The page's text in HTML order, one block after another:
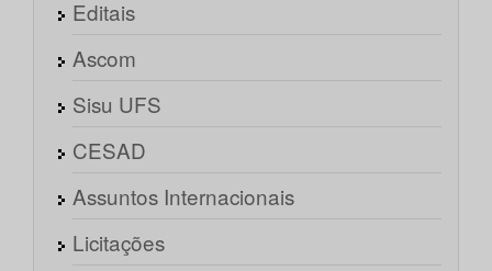
Editais
Ascom
Sisu UFS
CESAD
Assuntos Internacionais
Licitações